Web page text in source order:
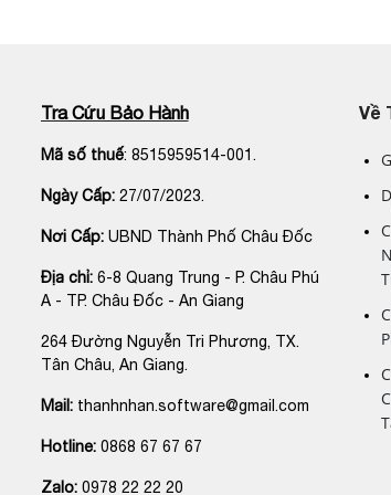
Tra Cứu Bảo Hành
Mã số thuế: 8515959514-001.
Ngày Cấp: 27/07/2023.
Nơi Cấp: UBND Thành Phố Châu Đốc
Địa chỉ:6-8 Quang Trung - P. Châu Phú
A - TP. Châu Đốc - An Giang
264 Đường Nguyễn Tri Phương, TX.
Tân Châu, An Giang.
Mail:thanhnhan.software@gmail.com
Hotline:0868 67 67 67
Zalo:0978 22 22 20
Về